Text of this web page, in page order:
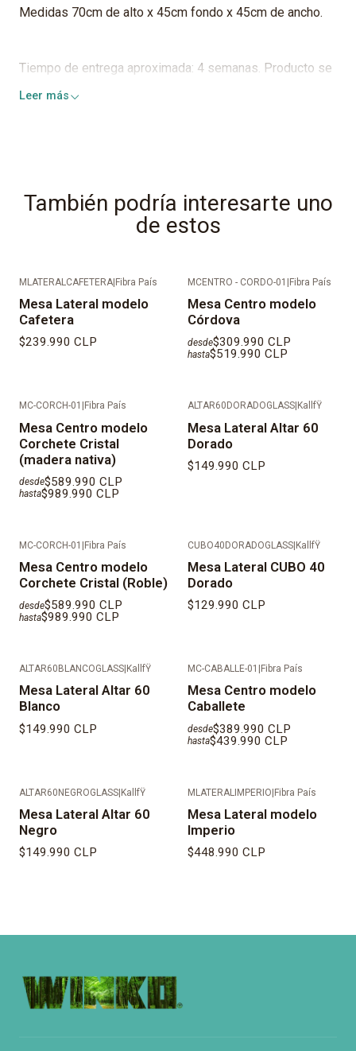
Medidas 70cm de alto x 45cm fondo x 45cm de ancho.
Tiempo de entrega aproximada: 4 semanas. Producto se
entrega en entrada de domicilio o conserjería/recepción.
Leer más
También podría interesarte uno
de estos
MLATERALCAFETERA Fibra País
Mesa Lateral modelo
Cafetera
$239.990 CLP
MCENTRO - CORDO-01 Fibra País
Mesa Centro modelo
Córdova
desde$309.990 CLP
hasta$519.990 CLP
MC-CORCH-01 Fibra País
Mesa Centro modelo
Corchete Cristal
(madera nativa)
desde$589.990 CLP
hasta$989.990 CLP
ALTAR60DORADOGLASS KallfŸ
Mesa Lateral Altar 60
Dorado
$149.990 CLP
MC-CORCH-01 |Fibra País
Mesa Centro modelo
Corchete Cristal (Roble)
desde$589.990 CLP
hasta$989.990 CLP
CUBO40DORADOGLASS|KallfŸ
Mesa Lateral CUBO 40
Dorado
$129.990 CLP
ALTAR60BLANCOGLASS KallfŸ
Mesa Lateral Altar 60
Blanco
$149.990 CLP
MC-CABALLE-01 Fibra País
Mesa Centro modelo
Caballete
desde$389.990 CLP
hasta$439.990 CLP
ALTAR60NEGROGLASS|KallfŸ
Mesa Lateral Altar 60
Negro
$149.990 CLP
MLATERALIMPERIO|Fibra País
Mesa Lateral modelo
Imperio
$448.990 CLP